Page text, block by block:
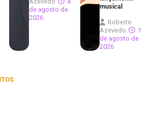
de agosto de
2026
musical
Roberto
Azevedo
1
de agosto de
2026